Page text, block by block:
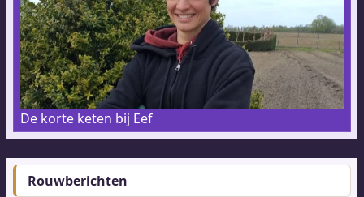
De korte keten bij Eef
Footer-
Rouwberichten